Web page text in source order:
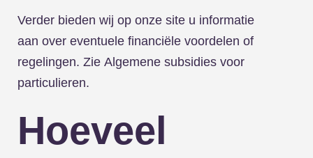
Verder bieden wij op onze site u informatie
aan over eventuele financiële voordelen of
regelingen. Zie Algemene subsidies voor
particulieren.
Hoeveel